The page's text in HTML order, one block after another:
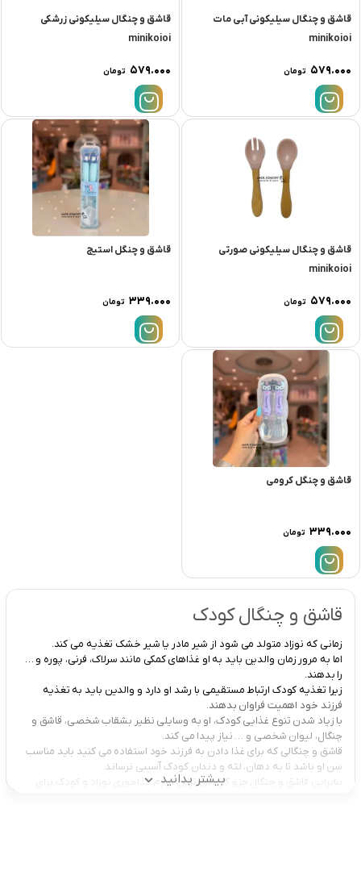
قاشق و چنگال سیلیکونی آبی مات
minikoioi
۵۷۹.۰۰۰ تومان
قاشق و چنگال سیلیکونی زرشکی
minikoioi
۵۷۹.۰۰۰ تومان
قاشق و چنگال سیلیکونی صورتی
minikoioi
۵۷۹.۰۰۰ تومان
قاشق و چنگل استیج
۳۳۹.۰۰۰ تومان
قاشق و چنگل کرومی
۳۳۹.۰۰۰ تومان
قاشق و چنگال کودک
زمانی که نوزاد متولد می شود از شیر مادر یا شیر خشک تغذیه می کند.
اما به مرور زمان والدین باید به او غذاهای کمکی مانند سرلاک، فرنی، پوره و …
را بدهند.
زیرا تغذیه کودک ارتباط مستقیمی با رشد او دارد و والدین باید به تغذیه
فرزند خود اهمیت فراوان بدهند.
با زیاد شدن تنوع غذایی کودک، او به وسایلی نظیر بشقاب شخصی، قاشق و
چنگال، لیوان شخصی و … نیاز پیدا می کند.
قاشق و چنگالی که برای غذا دادن به فرزند خود استفاده می کنید باید مناسب
سن او باشد تا به دهان، لثه و دندان کودک آسیبی نرساند.
بنابراین قاشق و چنگال جزو کاربردی ترین لوازم غذاخوری نوزاد و کودک برای
بیشتر بدانید